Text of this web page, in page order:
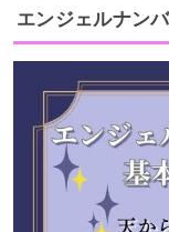
エンジェルナン